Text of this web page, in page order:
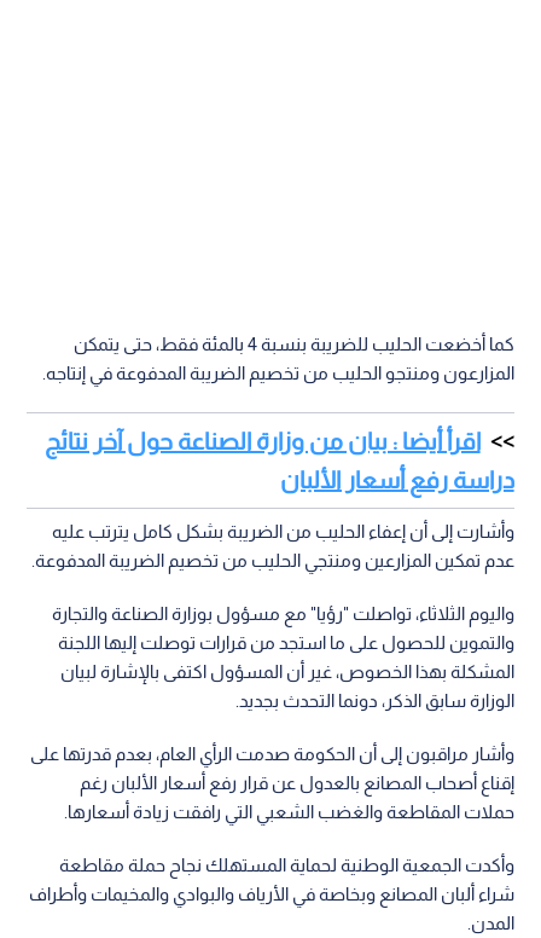
كما أخضعت الحليب للضريبة بنسبة 4 بالمئة فقط، حتى يتمكن
المزارعون ومنتجو الحليب من تخصيم الضريبة المدفوعة في إنتاجه.
اقرأ أيضا : بيان من وزارة الصناعة حول آخر نتائج
دراسة رفع أسعار الألبان
وأشارت إلى أن إعفاء الحليب من الضريبة بشكل كامل يترتب عليه
عدم تمكين المزارعين ومنتجي الحليب من تخصيم الضريبة المدفوعة.
واليوم الثلاثاء، تواصلت "رؤيا" مع مسؤول بوزارة الصناعة والتجارة
والتموين للحصول على ما استجد من قرارات توصلت إليها اللجنة
المشكلة بهذا الخصوص، غير أن المسؤول اكتفى بالإشارة لبيان
الوزارة سابق الذكر، دونما التحدث بجديد.
وأشار مراقبون إلى أن الحكومة صدمت الرأي العام، بعدم قدرتها على
إقناع أصحاب المصانع بالعدول عن قرار رفع أسعار الألبان رغم
حملات المقاطعة والغضب الشعبي التي رافقت زيادة أسعارها.
وأكدت الجمعية الوطنية لحماية المستهلك نجاح حملة مقاطعة
شراء ألبان المصانع وبخاصة في الأرياف والبوادي والمخيمات وأطراف
المدن.